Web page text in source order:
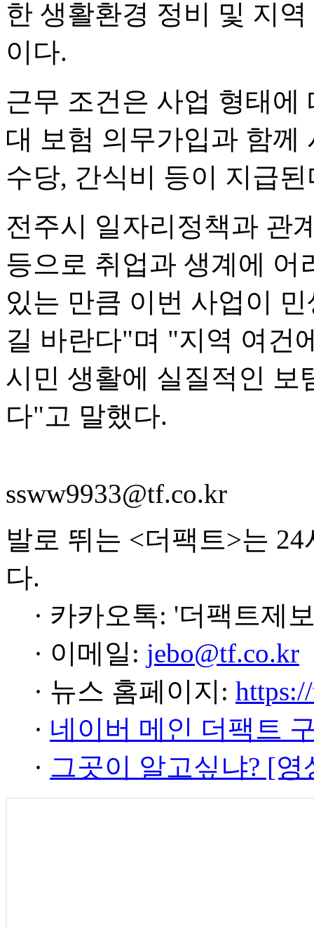
한 생활환경 정비 및 지
이다.
근무 조건은 사업 형태에
대 보험 의무가입과 함께
수당, 간식비 등이 지급된
전주시 일자리정책과 관
등으로 취업과 생계에 어
있는 만큼 이번 사업이
길 바란다"며 "지역 여건
시민 생활에 실질적인 보
다"고 말했다.
ssww9933@tf.co.kr
발로 뛰는 <더팩트>는
다.
· 카카오톡: '더팩트제
· 이메일: jebo@tf.co.kr
· 뉴스 홈페이지:
· 네이버 메인 더팩트
· 그곳이 알고싶냐? [